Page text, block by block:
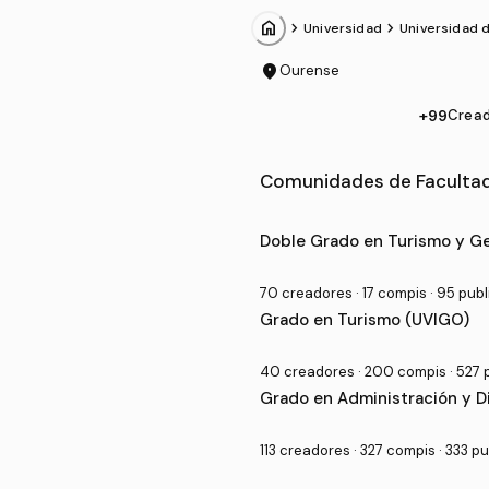
home chevron_forward Universidad chevron_forward Universidad
location_onOurense
+99
Comunidades de
Grado Universitario en
Doble Grado en Turismo y
70 creadores · 17 compis · 95
Grado en Turismo (UVIGO)
40 creadores · 200 compis · 527
Grado en Administración y
113 creadores · 327 compis · 333